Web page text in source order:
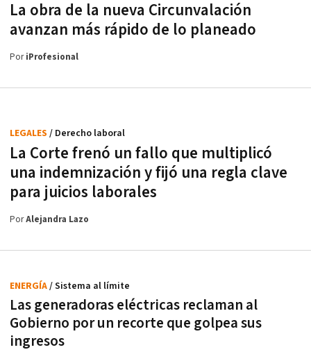
La obra de la nueva Circunvalación
avanzan más rápido de lo planeado
PoriProfesional
La Corte frenó un fallo que multiplicó
una indemnización y fijó una regla clave
para juicios laborales
LEGALES / Derecho laboral
PorAlejandra Lazo
Las generadoras eléctricas reclaman al
Gobierno por un recorte que golpea sus
ingresos
ENERGÍA/ Sistema al límite